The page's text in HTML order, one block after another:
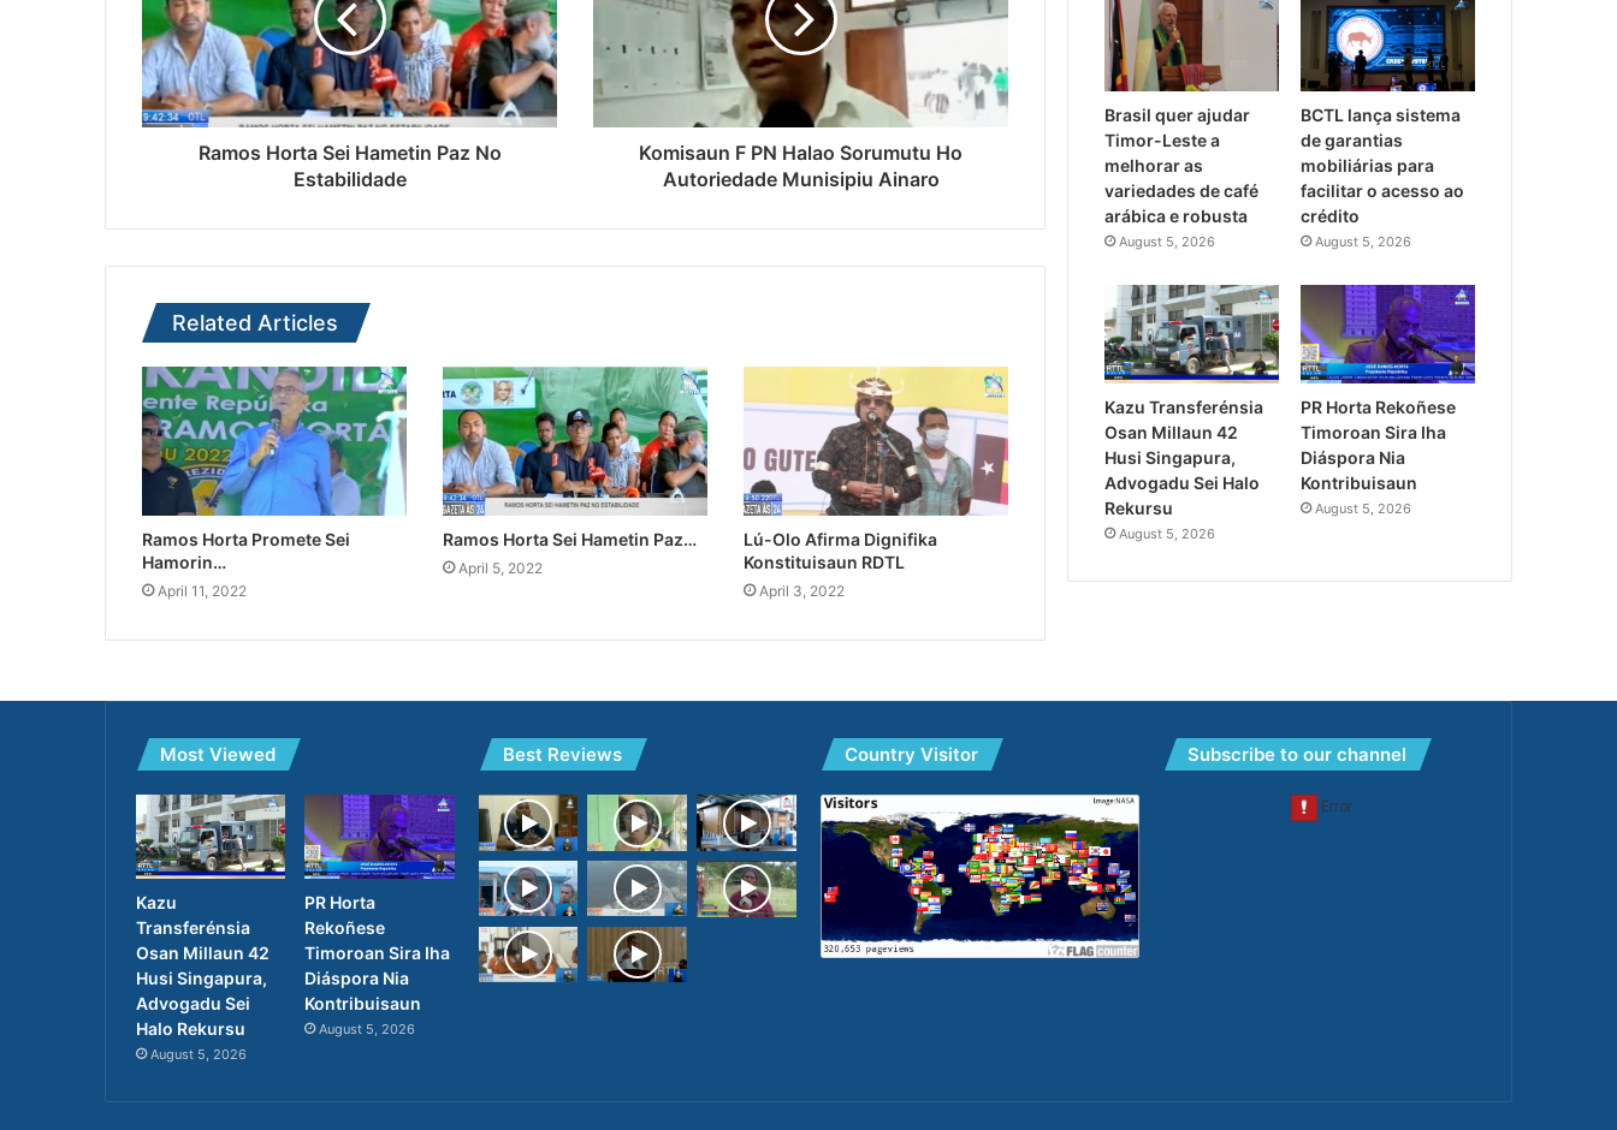
Ramos Horta Sei Hametin Paz No
Estabilidade
Komisaun F PN Halao Sorumutu Ho
Autoriedade Munisipiu Ainaro
Related Articles
Ramos Horta Promete Sei
Hamorin…
April 11, 2022
Ramos Horta Sei Hametin Paz…
April 5, 2022
Lú-Olo Afirma Dignifika
Konstituisaun RDTL
April 3, 2022
Brasil quer ajudar
Timor-Leste a
melhorar as
variedades de café
arábica e robusta
August 5, 2026
BCTL lança sistema
de garantias
mobiliárias para
facilitar o acesso ao
crédito
August 5, 2026
Kazu Transferénsia
Osan Millaun 42
Husi Singapura,
Advogadu Sei Halo
Rekursu
August 5, 2026
PR Horta Rekoñese
Timoroan Sira Iha
Diáspora Nia
Kontribuisaun
August 5, 2026
Most Viewed
Kazu
Transferénsia
Osan Millaun 42
Husi Singapura,
Advogadu Sei
Halo Rekursu
August 5, 2026
PR Horta
Rekoñese
Timoroan Sira Iha
Diáspora Nia
Kontribuisaun
August 5, 2026
Best Reviews Country Visitor Subscribe to our channel